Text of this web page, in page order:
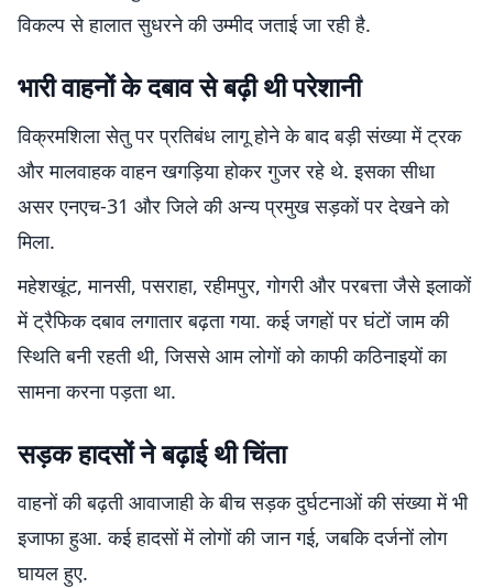
विकल्प से हालात सुधरने की उम्मीद जताई जा रही है.
भारी वाहनों के दबाव से बढ़ी थी परेशानी
विक्रमशिला सेतु पर प्रतिबंध लागू होने के बाद बड़ी संख्या में ट्रक
और मालवाहक वाहन खगड़िया होकर गुजर रहे थे. इसका सीधा
असर एनएच-31 और जिले की अन्य प्रमुख सड़कों पर देखने को
मिला.
महेशखूंट, मानसी, पसराहा, रहीमपुर, गोगरी और परबत्ता जैसे इलाकों
में ट्रैफिक दबाव लगातार बढ़ता गया. कई जगहों पर घंटों जाम की
स्थिति बनी रहती थी, जिससे आम लोगों को काफी कठिनाइयों का
सामना करना पड़ता था.
सड़क हादसों ने बढ़ाई थी चिंता
वाहनों की बढ़ती आवाजाही के बीच सड़क दुर्घटनाओं की संख्या में भी
इजाफा हुआ. कई हादसों में लोगों की जान गई, जबकि दर्जनों लोग
घायल हुए.